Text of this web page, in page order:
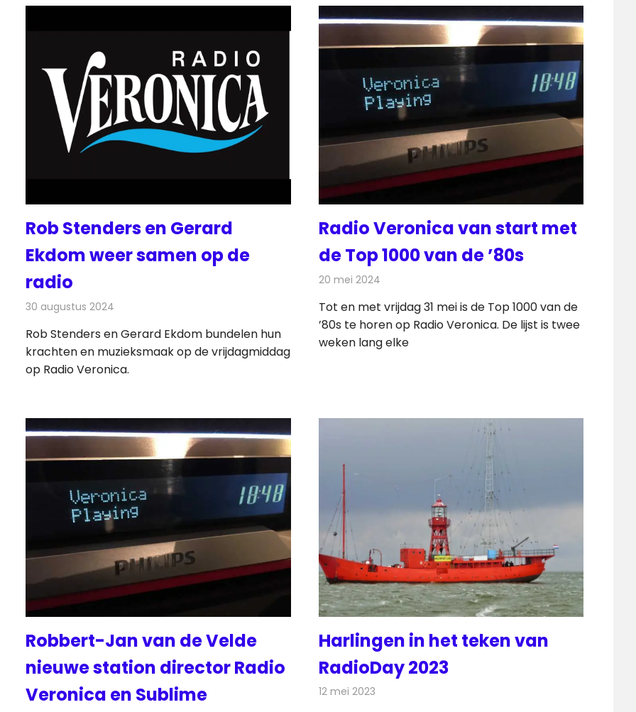
Rob Stenders en Gerard
Ekdom weer samen op de
radio
30 augustus 2024
Rob Stenders en Gerard Ekdom bundelen hun
krachten en muzieksmaak op de vrijdagmiddag
op Radio Veronica.
Radio Veronica van start met
de Top 1000 van de ’80s
20 mei 2024
Tot en met vrijdag 31 mei is de Top 1000 van de
’80s te horen op Radio Veronica. De lijst is twee
weken lang elke
Robbert-Jan van de Velde
nieuwe station director Radio
Veronica en Sublime
Harlingen in het teken van
RadioDay 2023
12 mei 2023